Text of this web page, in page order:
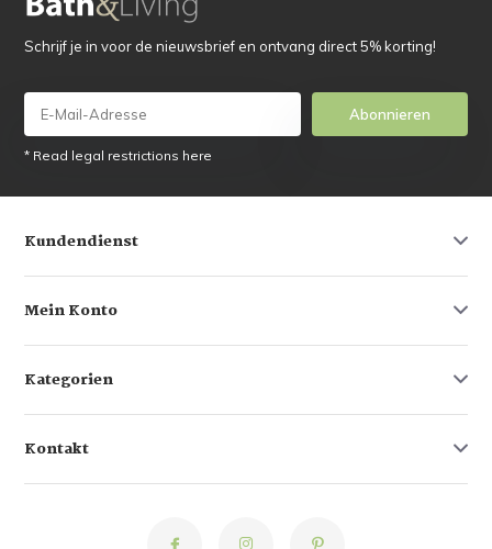
Schrijf je in voor de nieuwsbrief en ontvang direct 5% korting!
Abonnieren
* Read legal restrictions here
Kundendienst
Mein Konto
Kategorien
Kontakt